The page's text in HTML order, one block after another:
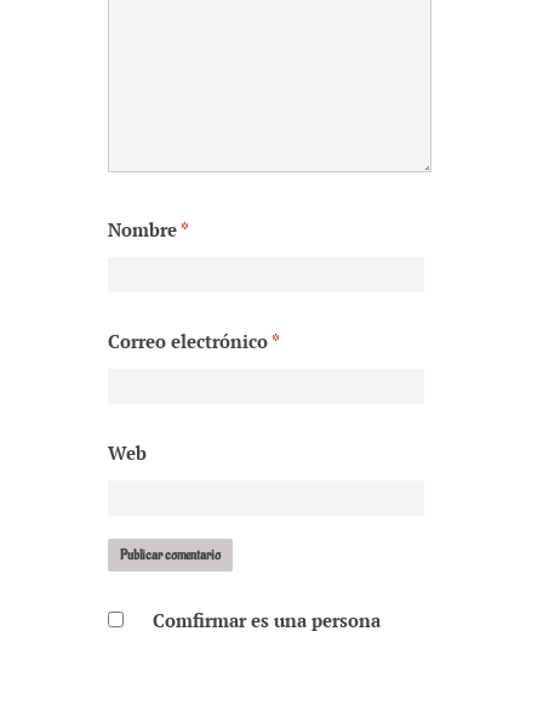
Nombre *
Correo electrónico *
Web
Comfirmar es una persona